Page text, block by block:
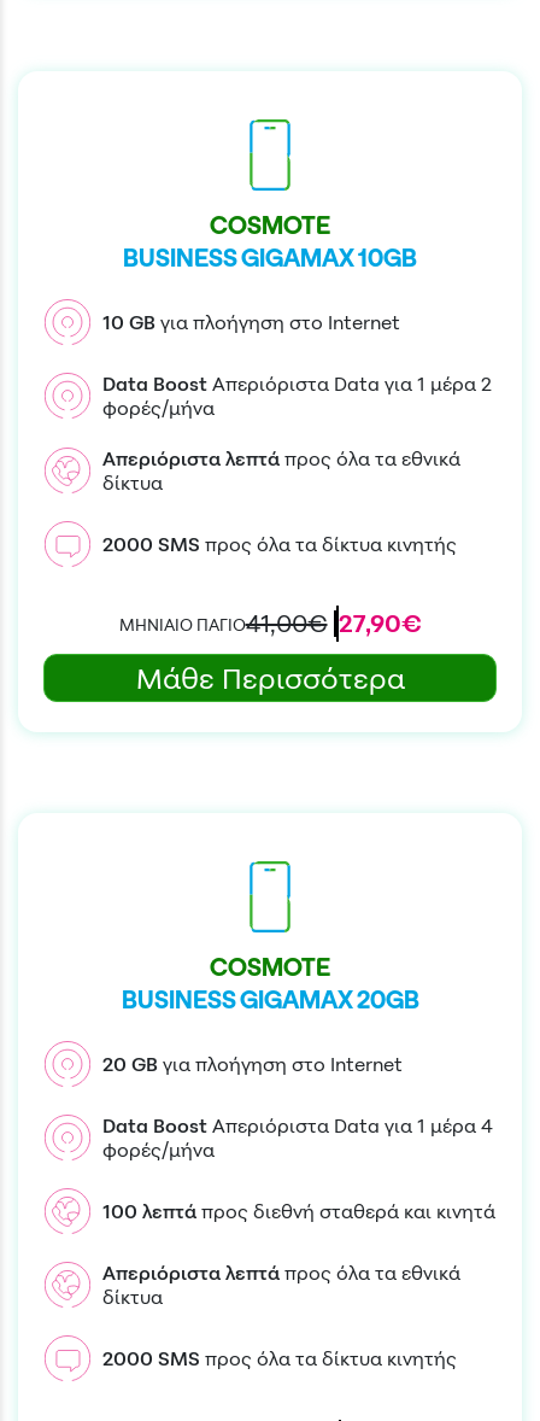
COSMOTE
BUSINESS GIGAMAX 10GB
10 GB για πλοήγηση στο Internet
Data Boost Απεριόριστα Data για 1 μέρα 2
φορές/μήνα
Απεριόριστα λεπτά προς όλα τα εθνικά
δίκτυα
2000 SMS προς όλα τα δίκτυα κινητής
ΜΗΝΙΑΙΟ ΠΑΓΙΟ41,00€ 27,90€
Μάθε Περισσότερα
COSMOTE
BUSINESS GIGAMAX 20GB
20 GB για πλοήγηση στο Internet
Data Boost Απεριόριστα Data για 1 μέρα 4
φορές/μήνα
100 λεπτά προς διεθνή σταθερά και κινητά
Απεριόριστα λεπτά προς όλα τα εθνικά
δίκτυα
2000 SMS προς όλα τα δίκτυα κινητής